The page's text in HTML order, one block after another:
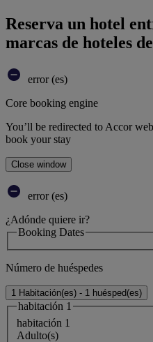
Reserva un hotel
marcas de hoteles
error (es)
Core booking engine
You’ll be redirected to Accor
book your stay
Close window
error (es)
¿Adónde quiere ir?
Booking Dates
Número de huéspedes
1 Habitación(es) - 1 huésped(es)
habitación 1
habitación 1
Adulto(s)